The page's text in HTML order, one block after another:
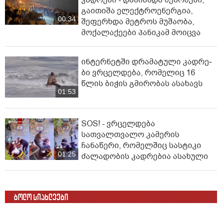
00:34
გაითიშა ელექტროენერგია,
შეფერხდა მეტროს მუშაობა,
მოქალაქეები პანიკამ მოიცვა
01:53
ინ­ტერ­ნეტ­ში დრა­მა­ტუ­ლი კად­რე­
ბი ვრცელდება, რომელიც 16
წლის ბიჭის გმირობას ასახავს
01:25
SOS! - ვრცელდება
სათვალთვალო კამერის
ჩანაწერი, რომელშიც სასტიკი
ძალადობის კადრებია ასახული
ბოლო სიახლეები